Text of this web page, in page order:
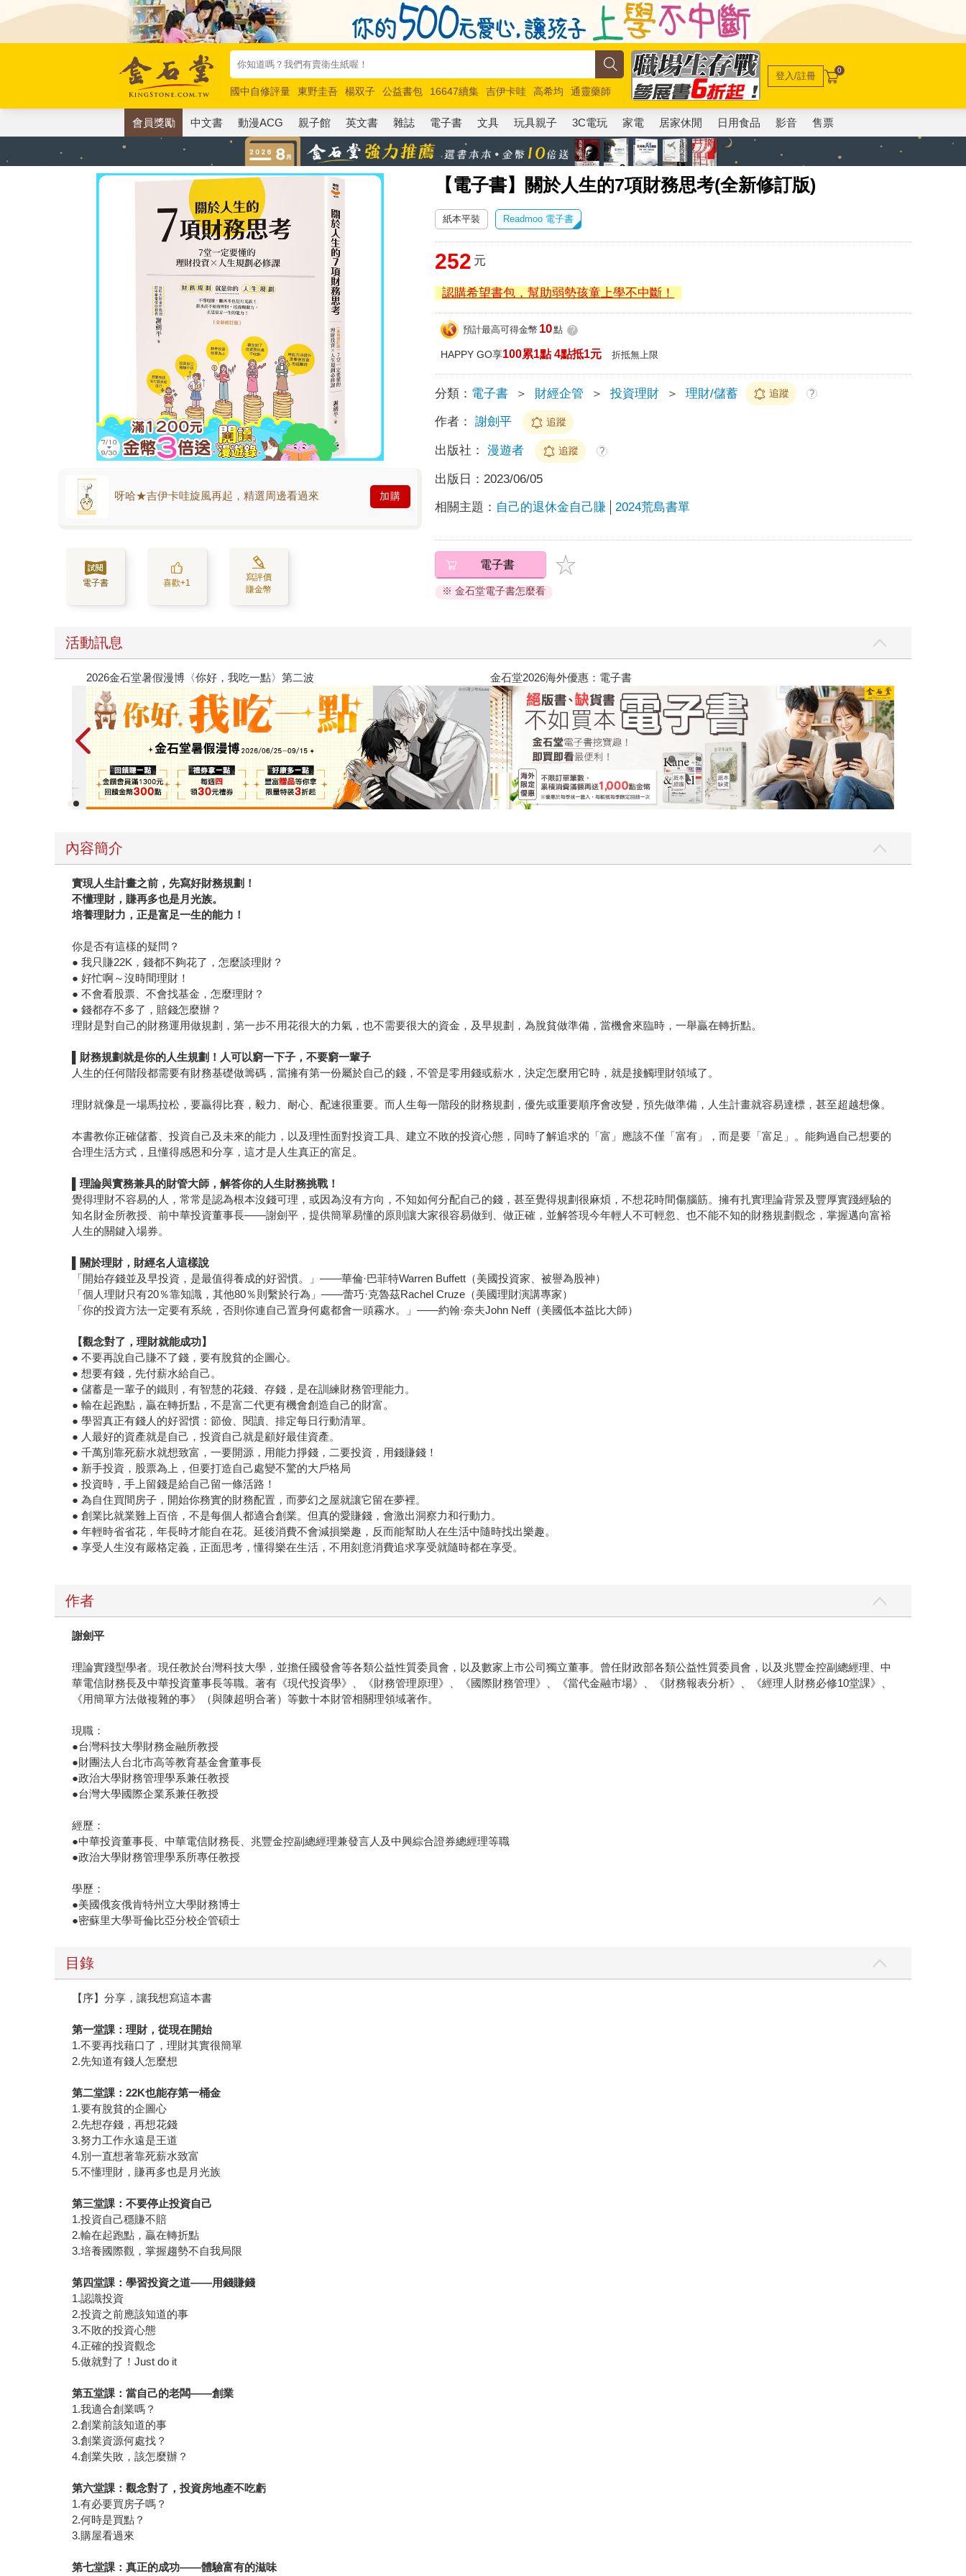
國中自修評量 東野圭吾 楊双子 公益書包 16647續集 吉伊卡哇 高希均
通靈藥師
唯紅花綻放
奧德賽 路邊攤新作 馬斯克 玩具總動員5 超慢跑
登入/註冊 0
會員獎勵 中文書 動漫ACG 親子館 英文書 雜誌 電子書 文具 玩具親子 3C電玩 家電 居家休閒 日用食品 影音 售票
【電子書】關於人生的7項財務思考(全新修訂版)
呀哈★吉伊卡哇旋風再起，精選周邊看過來 加購
電子書 喜歡+1
寫評價
賺金幣
紙本平裝 Readmoo 電子書
252 元
認購希望書包，幫助弱勢孩童上學不中斷！
預計最高可得金幣 10點 ?
HAPPY GO享100累1點 4點抵1元 折抵無上限
分類： 電子書 ＞ 財經企管 ＞ 投資理財 ＞ 理財/儲蓄 追蹤 ?
作者： 謝劍平 追蹤
出版社： 漫遊者 追蹤 ?
出版日： 2023/06/05
相關主題： 自己的退休金自己賺 2024荒島書單
電子書
※ 金石堂電子書怎麼看
活動訊息
春光ｘ奇幻基地｜全書系展 2026金石堂暑假漫博〈你好，我吃一點〉第二波
內容簡介
實現人生計畫之前，先寫好財務規劃！
不懂理財，賺再多也是月光族。
培養理財力，正是富足一生的能力！
你是否有這樣的疑問？
● 我只賺22K，錢都不夠花了，怎麼談理財？
● 好忙啊～沒時間理財！
● 不會看股票、不會找基金，怎麼理財？
● 錢都存不多了，賠錢怎麼辦？
理財是對自己的財務運用做規劃，第一步不用花很大的力氣，也不需要很大的資金，及早規劃，為脫貧做準備，當機會來臨時，一舉贏在轉折點。
財務規劃就是你的人生規劃！人可以窮一下子，不要窮一輩子
人生的任何階段都需要有財務基礎做籌碼，當擁有第一份屬於自己的錢，不管是零用錢或薪水，決定怎麼用它時，就是接觸理財領域了。
理財就像是一場馬拉松，要贏得比賽，毅力、耐心、配速很重要。而人生每一階段的財務規劃，優先或重要順序會改變，預先做準備，人生計畫就容易達標，甚至超越想像。
本書教你正確儲蓄、投資自己及未來的能力，以及理性面對投資工具、建立不敗的投資心態，同時了解追求的「富」應該不僅「富有」，而是要「富足」。能夠過自己想要的
合理生活方式，且懂得感恩和分享，這才是人生真正的富足。
▌理論與實務兼具的財管大師，解答你的人生財務挑戰！
覺得理財不容易的人，常常是認為根本沒錢可理，或因為沒有方向，不知如何分配自己的錢，甚至覺得規劃很麻煩，不想花時間傷腦筋。擁有扎實理論背景及豐厚實踐經驗的
知名財金所教授、前中華投資董事長——謝劍平，提供簡單易懂的原則讓大家很容易做到、做正確，並解答現今年輕人不可輕忽、也不能不知的財務規劃觀念，掌握邁向富裕
人生的關鍵入場券。
關於理財，財經名人這樣說
「開始存錢並及早投資，是最值得養成的好習慣。」——華倫·巴菲特Warren Buffett（美國投資家、被譽為股神）
「個人理財只有20％靠知識，其他80％則繫於行為」——蕾巧·克魯茲Rachel Cruze（美國理財演講專家）
「你的投資方法一定要有系統，否則你連自己置身何處都會一頭霧水。」——約翰·奈夫John Neff（美國低本益比大師）
【觀念對了，理財就能成功】
● 不要再說自己賺不了錢，要有脫貧的企圖心。
● 想要有錢，先付薪水給自己。
● 儲蓄是一輩子的鐵則，有智慧的花錢、存錢，是在訓練財務管理能力。
● 輸在起跑點，贏在轉折點，不是富二代更有機會創造自己的財富。
● 學習真正有錢人的好習慣：節儉、閱讀、排定每日行動清單。
● 人最好的資產就是自己，投資自己就是顧好最佳資產。
● 千萬別靠死薪水就想致富，一要開源，用能力掙錢，二要投資，用錢賺錢！
● 新手投資，股票為上，但要打造自己處變不驚的大戶格局
● 投資時，手上留錢是給自己留一條活路！
● 為自住買間房子，開始你務實的財務配置，而夢幻之屋就讓它留在夢裡。
● 創業比就業難上百倍，不是每個人都適合創業。但真的愛賺錢，會激出洞察力和行動力。
● 年輕時省省花，年長時才能自在花。延後消費不會減損樂趣，反而能幫助人在生活中隨時找出樂趣。
● 享受人生沒有嚴格定義，正面思考，懂得樂在生活，不用刻意消費追求享受就隨時都在享受。
作者
謝劍平
理論實踐型學者。現任教於台灣科技大學，並擔任國發會等各類公益性質委員會，以及數家上市公司獨立董事。曾任財政部各類公益性質委員會，以及兆豐金控副總經理、中
華電信財務長及中華投資董事長等職。著有《現代投資學》、《財務管理原理》、《國際財務管理》、《當代金融市場》、《財務報表分析》、《經理人財務必修10堂課》、
《用簡單方法做複雜的事》（與陳超明合著）等數十本財管相關理領域著作。
現職：
●台灣科技大學財務金融所教授
●財團法人台北市高等教育基金會董事長
●政治大學財務管理學系兼任教授
●台灣大學國際企業系兼任教授
經歷：
●中華投資董事長、中華電信財務長、兆豐金控副總經理兼發言人及中興綜合證券總經理等職
●政治大學財務管理學系所專任教授
學歷：
●美國俄亥俄肯特州立大學財務博士
●密蘇里大學哥倫比亞分校企管碩士
目錄
【序】分享，讓我想寫這本書
第一堂課：理財，從現在開始
1.不要再找藉口了，理財其實很簡單
2.先知道有錢人怎麼想
第二堂課：22K也能存第一桶金
1.要有脫貧的企圖心
2.先想存錢，再想花錢
3.努力工作永遠是王道
4.別一直想著靠死薪水致富
5.不懂理財，賺再多也是月光族
第三堂課：不要停止投資自己
1.投資自己穩賺不賠
2.輸在起跑點，贏在轉折點
3.培養國際觀，掌握趨勢不自我局限
第四堂課：學習投資之道——用錢賺錢
1.認識投資
2.投資之前應該知道的事
3.不敗的投資心態
4.正確的投資觀念
5.做就對了！Just do it
第五堂課：當自己的老闆——創業
1.我適合創業嗎？
2.創業前該知道的事
3.創業資源何處找？
4.創業失敗，該怎麼辦？
第六堂課：觀念對了，投資房地產不吃虧
1.有必要買房子嗎？
2.何時是買點？
3.購屋看過來
第七堂課：真正的成功——體驗富有的滋味